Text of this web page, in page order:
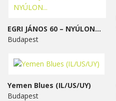
EGRI JÁNOS 60 – NYÚLON...
Budapest
Yemen Blues (IL/US/UY)
Budapest